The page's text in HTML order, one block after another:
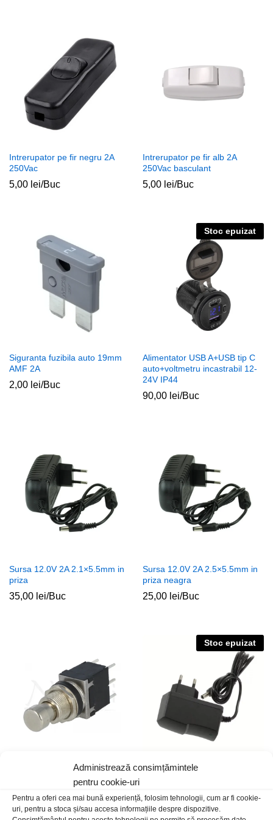
Administrează consimțămintele
pentru cookie-uri
Pentru a oferi cea mai bună experiență, folosim tehnologii, cum ar fi cookie-
uri, pentru a stoca și/sau accesa informațiile despre dispozitive.
Intrerupator pe fir negru 2A
250Vac
5,00 lei/Buc
Intrerupator pe fir alb 2A
250Vac basculant
5,00 lei/Buc
Siguranta fuzibila auto 19mm
AMF 2A
2,00 lei/Buc
Stoc epuizat
Alimentator USB A+USB tip C
auto+voltmetru incastrabil 12-
24V IP44
90,00 lei/Buc
Sursa 12.0V 2A 2.1×5.5mm in
priza
35,00 lei/Buc
Sursa 12.0V 2A 2.5×5.5mm in
priza neagra
25,00 lei/Buc
Buton CR 2x2A 250Vac ON-ON
PS24202 metalic
15,00 lei/Buc
Stoc epuizat
Sursa 5.0V 2A 2.5×5.5mm in
40,00lei/Buc